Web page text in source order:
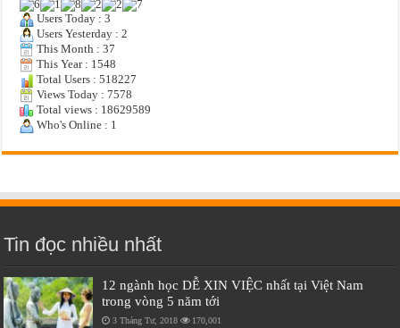
Users Today : 3
Users Yesterday : 2
This Month : 37
This Year : 1548
Total Users : 518227
Views Today : 7578
Total views : 18629589
Who's Online : 1
Tin đọc nhiều nhất
12 ngành học DỄ XIN VIỆC nhất tại Việt Nam
trong vòng 5 năm tới
3 Tháng Tư, 2018 170,001